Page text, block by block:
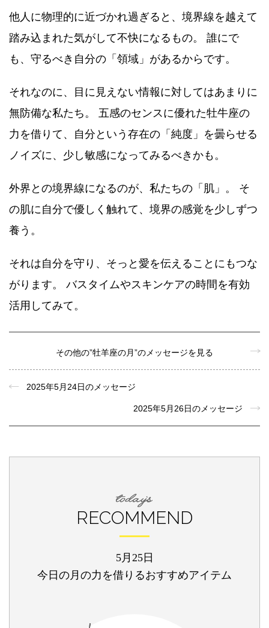
他人に物理的に近づかれ過ぎると、境界線を越えて
踏み込まれた気がして不快になるもの。 誰にで
も、守るべき自分の「領域」があるからです。
それなのに、目に見えない情報に対してはあまりに
無防備な私たち。 五感のセンスに優れた牡牛座の
力を借りて、自分という存在の「純度」を曇らせる
ノイズに、少し敏感になってみるべきかも。
外界との境界線になるのが、私たちの「肌」。 そ
の肌に自分で優しく触れて、境界の感覚を少しずつ
養う。
それは自分を守り、そっと愛を伝えることにもつな
がります。 バスタイムやスキンケアの時間を有効
活用してみて。
その他の”牡羊座の月”のメッセージを見る
2025年5月24日のメッセージ
2025年5月26日のメッセージ
RECOMMEND
5月25日
今日の月の力を借りるおすすめアイテム